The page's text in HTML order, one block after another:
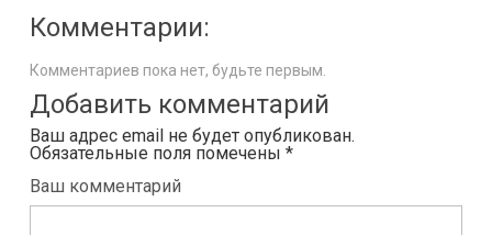
Комментарии:
Комментариев пока нет, будьте первым.
Добавить комментарий
Ваш адрес email не будет опубликован.
Обязательные поля помечены *
Ваш комментарий